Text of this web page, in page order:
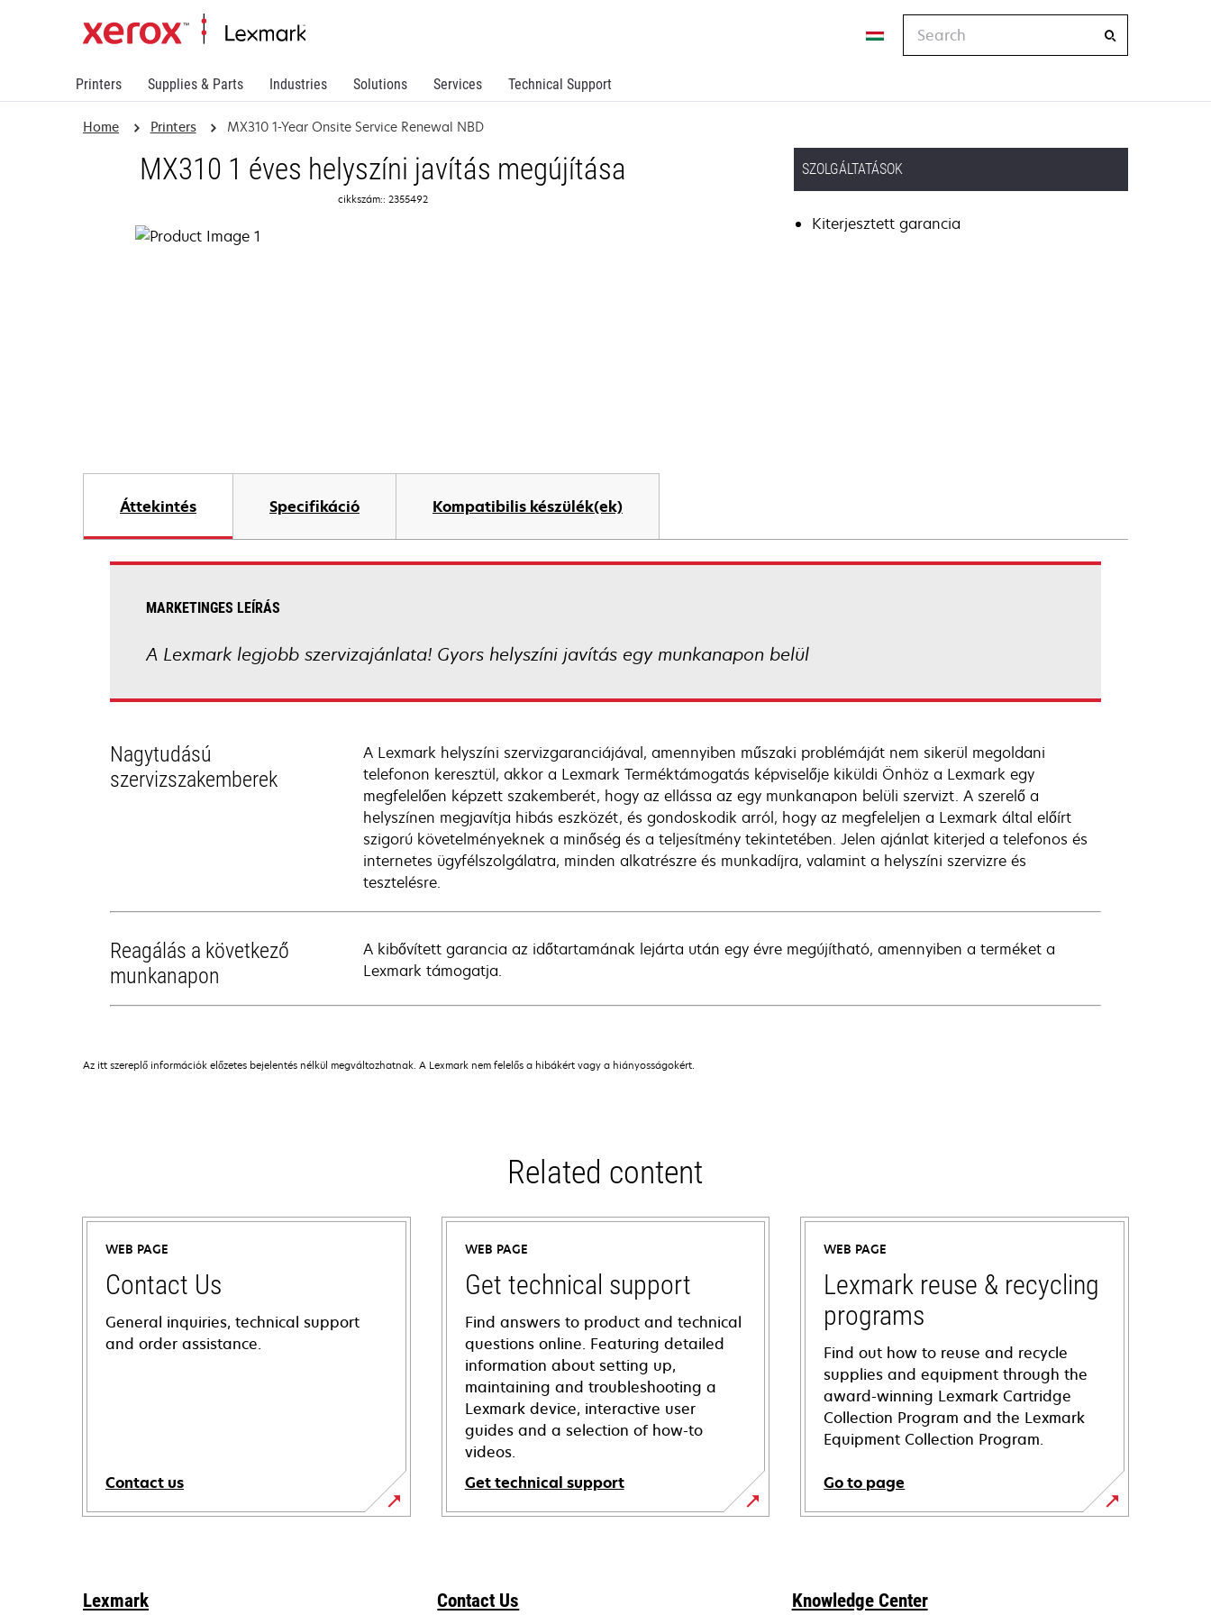
Printers Supplies & Parts Industries Solutions Services Technical Support
Home Printers MX310 1-Year Onsite Service Renewal NBD
MX310 1 éves helyszíni javítás megújítása
cikkszám:: 2355492
SZOLGÁLTATÁSOK
Kiterjesztett garancia
Áttekintés Specifikáció Kompatibilis készülék(ek)
MARKETINGES LEÍRÁS
A Lexmark legjobb szervizajánlata! Gyors helyszíni javítás egy munkanapon belül
Nagytudású
szervizszakemberek
A Lexmark helyszíni szervizgaranciájával, amennyiben műszaki problémáját nem sikerül megoldani
telefonon keresztül, akkor a Lexmark Terméktámogatás képviselője kiküldi Önhöz a Lexmark egy
megfelelően képzett szakemberét, hogy az ellássa az egy munkanapon belüli szervizt. A szerelő a
helyszínen megjavítja hibás eszközét, és gondoskodik arról, hogy az megfeleljen a Lexmark által előírt
szigorú követelményeknek a minőség és a teljesítmény tekintetében. Jelen ajánlat kiterjed a telefonos és
internetes ügyfélszolgálatra, minden alkatrészre és munkadíjra, valamint a helyszíni szervizre és
tesztelésre.
Reagálás a következő
munkanapon
A kibővített garancia az időtartamának lejárta után egy évre megújítható, amennyiben a terméket a
Lexmark támogatja.
Az itt szereplő információk előzetes bejelentés nélkül megváltozhatnak. A Lexmark nem felelős a hibákért vagy a hiányosságokért.
Related content
WEB PAGE
Contact Us
General inquiries, technical support
and order assistance.
Contact us
WEB PAGE
Get technical support
Find answers to product and technical
questions online. Featuring detailed
information about setting up,
maintaining and troubleshooting a
Lexmark device, interactive user
guides and a selection of how-to
videos.
Get technical support
opens
tab
WEB PAGE
Lexmark reuse & recycling
programs
Find out how to reuse and recycle
supplies and equipment through the
award-winning Lexmark Cartridge
Collection Program and the Lexmark
Equipment Collection Program.
Go to page
Lexmark Contact Us Knowledge Center